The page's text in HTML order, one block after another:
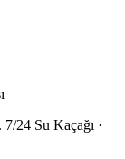
7/24 Su Kaçağı ·